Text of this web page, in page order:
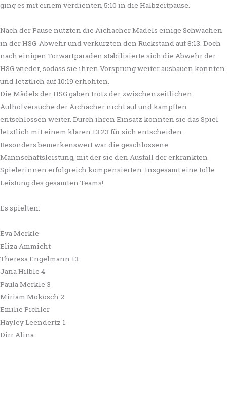
ging es mit einem verdienten 5:10 in die Halbzeitpause.
Nach der Pause nutzten die Aichacher Mädels einige Schwächen
in der HSG-Abwehr und verkürzten den Rückstand auf 8:13. Doch
nach einigen Torwartparaden stabilisierte sich die Abwehr der
HSG wieder, sodass sie ihren Vorsprung weiter ausbauen konnten
und letztlich auf 10:19 erhöhten.
Die Mädels der HSG gaben trotz der zwischenzeitlichen
Aufholversuche der Aichacher nicht auf und kämpften
entschlossen weiter. Durch ihren Einsatz konnten sie das Spiel
letztlich mit einem klaren 13:23 für sich entscheiden.
Besonders bemerkenswert war die geschlossene
Mannschaftsleistung, mit der sie den Ausfall der erkrankten
Spielerinnen erfolgreich kompensierten. Insgesamt eine tolle
Leistung des gesamten Teams!
Es spielten:
Eva Merkle
Eliza Ammicht
Theresa Engelmann 13
Jana Hilble 4
Paula Merkle 3
Miriam Mokosch 2
Emilie Pichler
Hayley Leendertz 1
Dirr Alina